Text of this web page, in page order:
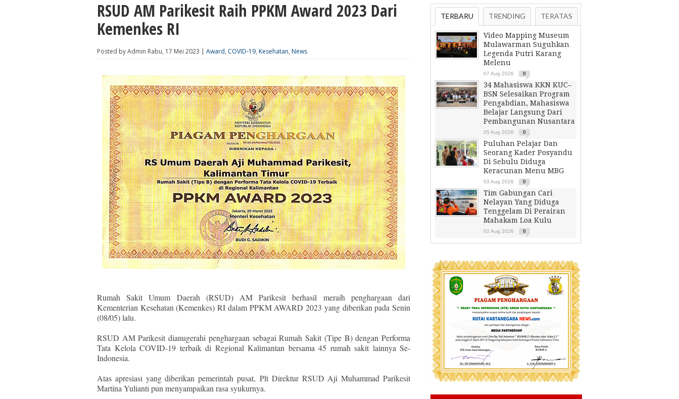
RSUD AM Parikesit Raih PPKM Award 2023 Dari
Kemenkes RI
Posted by Admin Rabu, 17 Mei 2023 | Award, COVID-19, Kesehatan, News
Rumah Sakit Umum Daerah (RSUD) AM Parikesit berhasil meraih penghargaan dari
Kementerian Kesehatan (Kemenkes) RI dalam PPKM AWARD 2023 yang diberikan pada Senin
(08/05) lalu.
RSUD AM Parikesit dianugerahi penghargaan sebagai Rumah Sakit (Tipe B) dengan Performa
Tata Kelola COVID-19 terbaik di Regional Kalimantan bersama 45 rumah sakit lainnya Se-
Indonesia.
Atas apresiasi yang diberikan pemerintah pusat, Plt Direktur RSUD Aji Muhammad Parikesit
Martina Yulianti pun menyampaikan rasa syukurnya.
TERBARU TRENDING TERATAS
Video Mapping Museum
Mulawarman Suguhkan
Legenda Putri Karang
Melenu
07 Aug 2026 0
34 Mahasiswa KKN KUC–
BSN Selesaikan Program
Pengabdian, Mahasiswa
Belajar Langsung Dari
Pembangunan Nusantara
05 Aug 2026 0
Puluhan Pelajar Dan
Seorang Kader Posyandu
Di Sebulu Diduga
Keracunan Menu MBG
03 Aug 2026 0
Tim Gabungan Cari
Nelayan Yang Diduga
Tenggelam Di Perairan
Mahakam Loa Kulu
02 Aug 2026 0